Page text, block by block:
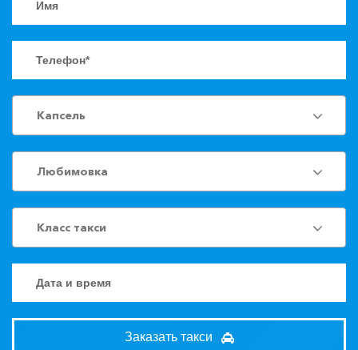
Капсель
Любимовка
Класс такси
Заказать такси